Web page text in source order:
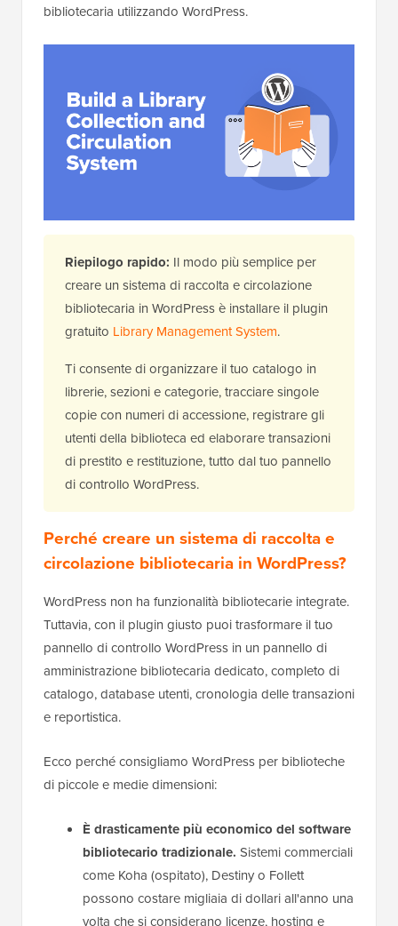
bibliotecaria utilizzando WordPress.
Riepilogo rapido: Il modo più semplice per
creare un sistema di raccolta e circolazione
bibliotecaria in WordPress è installare il plugin
gratuito Library Management System.
Ti consente di organizzare il tuo catalogo in
librerie, sezioni e categorie, tracciare singole
copie con numeri di accessione, registrare gli
utenti della biblioteca ed elaborare transazioni
di prestito e restituzione, tutto dal tuo pannello
di controllo WordPress.
Perché creare un sistema di raccolta e
circolazione bibliotecaria in WordPress?
WordPress non ha funzionalità bibliotecarie integrate.
Tuttavia, con il plugin giusto puoi trasformare il tuo
pannello di controllo WordPress in un pannello di
amministrazione bibliotecaria dedicato, completo di
catalogo, database utenti, cronologia delle transazioni
e reportistica.
Ecco perché consigliamo WordPress per biblioteche
di piccole e medie dimensioni:
È drasticamente più economico del software
bibliotecario tradizionale. Sistemi commerciali
come Koha (ospitato), Destiny o Follett
possono costare migliaia di dollari all'anno una
volta che si considerano licenze, hosting e